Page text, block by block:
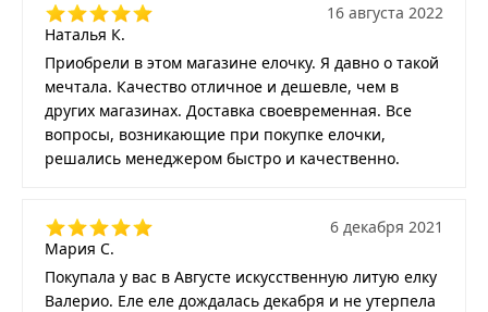
Наталья К.
16 августа 2022
Приобрели в этом магазине елочку. Я давно о такой
мечтала. Качество отличное и дешевле, чем в
других магазинах. Доставка своевременная. Все
вопросы, возникающие при покупке елочки,
решались менеджером быстро и качественно.
Мария С.
6 декабря 2021
Покупала у вас в Августе искусственную литую елку
Валерио. Еле еле дождалась декабря и не утерпела